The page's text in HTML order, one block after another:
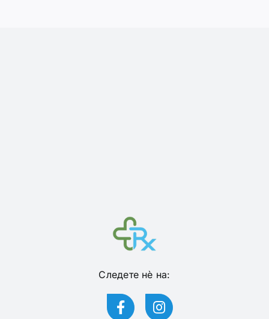
Следете нѐ на: